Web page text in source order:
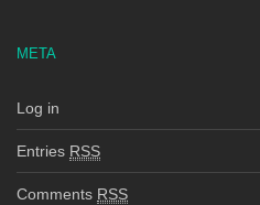
META
Log in
Entries RSS
Comments RSS